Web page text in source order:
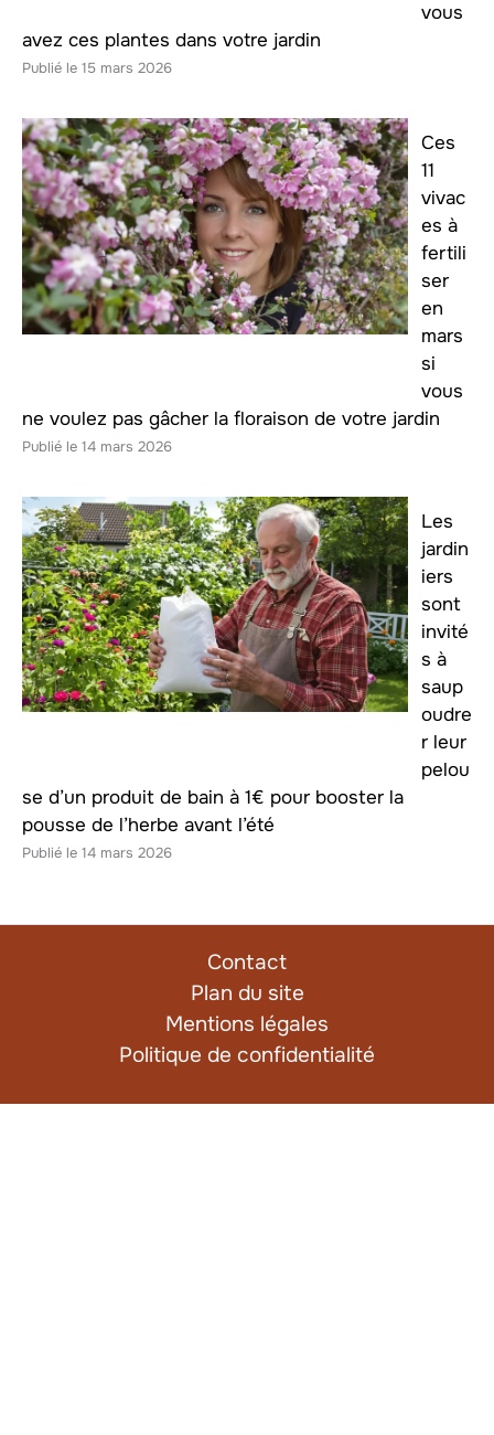
vous
avez ces plantes dans votre jardin
15 mars 2026
Ces
11
vivac
es à
fertili
ser
en
mars
si
vous
ne voulez pas gâcher la floraison de votre jardin
14 mars 2026
Les
jardin
iers
sont
invité
s à
saup
oudre
r leur
pelou
se d’un produit de bain à 1€ pour booster la
pousse de l’herbe avant l’été
14 mars 2026
Contact
Plan du site
Mentions légales
Politique de confidentialité